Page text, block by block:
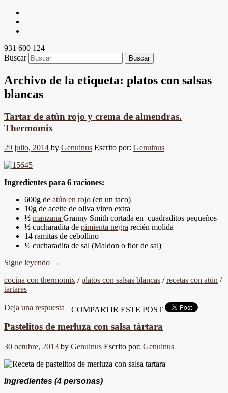
931 600 124
Buscar
Archivo de la etiqueta: platos con salsas
blancas
Tartar de atún rojo y crema de almendras.
Thermomix
29 julio, 2014 by Genuinus Escrito por: Genuinus
Ingredientes para 6 raciones:
600g de atún en rojo (en un taco)
10g de aceite de oliva viren extra
½ manzana Granny Smith cortada en cuadraditos pequeños
½ cucharadita de pimienta negra recién molida
14 ramitas de cebollino
½ cucharadita de sal (Maldon o flor de sal)
Sigue leyendo →
cocina con thermomix /platos con salsas blancas /recetas con atún /
tartares
Deja una respuesta COMPARTIR ESTE POST
Pastelitos de merluza con salsa tártara
30 octubre, 2013 by Genuinus Escrito por: Genuinus
Ingredientes (4 personas)